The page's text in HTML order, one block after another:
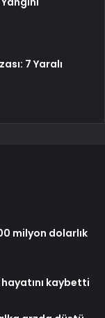
7 Yaralı
milyon dolarlık
kaybetti